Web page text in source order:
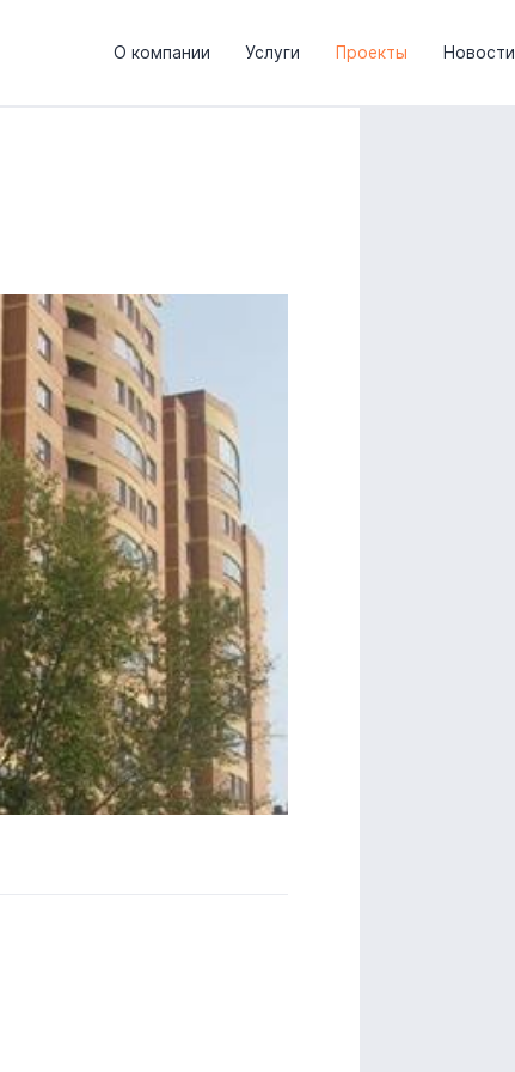
О компании Услуги Проекты Новости